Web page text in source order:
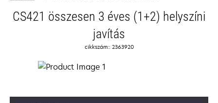
CS421 összesen 3 éves (1+2) helyszíni
javítás
cikkszám:: 2363920